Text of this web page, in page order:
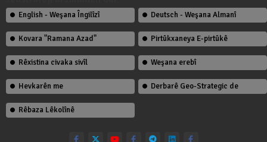
English - Weşana Îngilîzî Deutsch - Weşana Almanî
Kovara "Ramana Azad" Pirtûkxaneya E-pirtûkê
Rêxistina civaka sivîl Weşana erebî
Hevkarên me Derbarê Geo-Strategic de
Rêbaza Lêkolînê